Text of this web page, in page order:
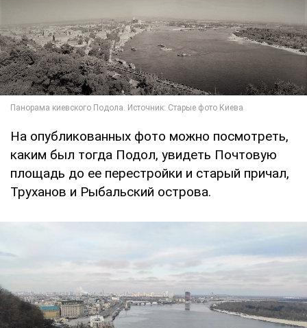
На опубликованных фото можно посмотреть,
каким был тогда Подол, увидеть Почтовую
площадь до ее перестройки и старый причал,
Труханов и Рыбальский острова.